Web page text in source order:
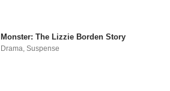
Monster: The Lizzie Borden Story
Drama ,Suspense